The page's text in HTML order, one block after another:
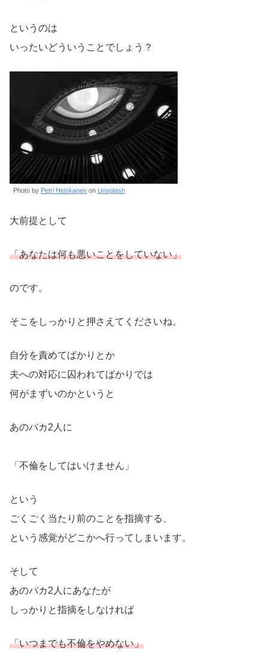
というのは
いったいどういうことでしょう？
Photo by Petri Heiskanen on Unsplash
大前提として
「あなたは何も悪いことをしていない」
のです。
そこをしっかりと押さえてくださいね。
自分を責めてばかりとか
夫への対応に囚われてばかりでは
何がまずいのかというと
あのバカ2人に
「不倫をしてはいけません」
という
ごくごく当たり前のことを指摘する、
という感覚がどこかへ行ってしまいます。
そして
あのバカ2人にあなたが
しっかりと指摘をしなければ
「いつまでも不倫をやめない」